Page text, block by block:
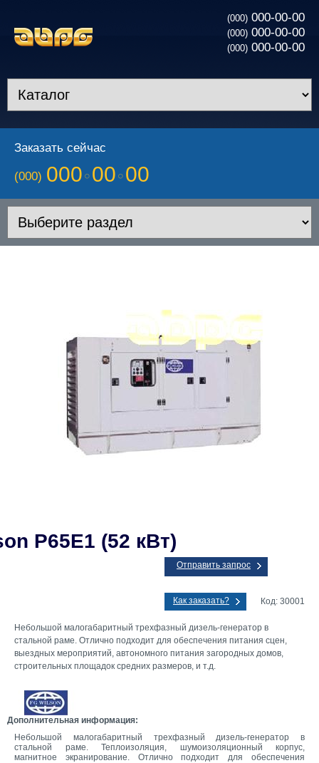
(000) 000-00-00
(000) 000-00-00
(000) 000-00-00
Заказать сейчас
(000) 000 00 00
P65E1 (52 кВт)
Отправить запрос
Как заказать? Код: 30001
Небольшой малогабаритный трехфазный дизель-генератор в
стальной раме. Отлично подходит для обеспечения питания сцен,
выездных мероприятий, автономного питания загородных домов,
строительных площадок средних размеров, и т.д.
Дополнительная информация:
Небольшой малогабаритный трехфазный дизель-генератор в
стальной раме. Теплоизоляция, шумоизоляционный корпус,
магнитное экранирование. Отлично подходит для обеспечения